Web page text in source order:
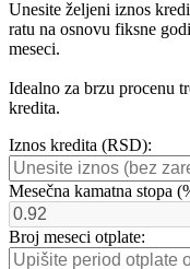
Unesite željeni iznos
ratu na osnovu fiksne
meseci.
Idealno za brzu procenu
kredita.
Iznos kredita (RSD):
Mesečna kamatna stopa
Broj meseci otplate: